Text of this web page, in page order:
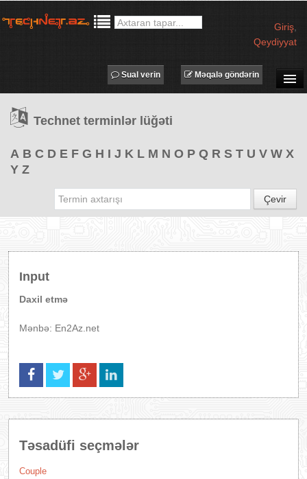
Giriş
Qeydiyyat
TƏDBİRLƏR
PROQRAMLAR
Məqalə göndərin
Sual verin
Technet terminlər lüğəti
A B C D E F G H I J K L M N O P Q R S T U V W X
Y Z
Çevir
Input
Daxil etmə
Mənbə: En2Az.net
Təsadüfi seçmələr
Couple